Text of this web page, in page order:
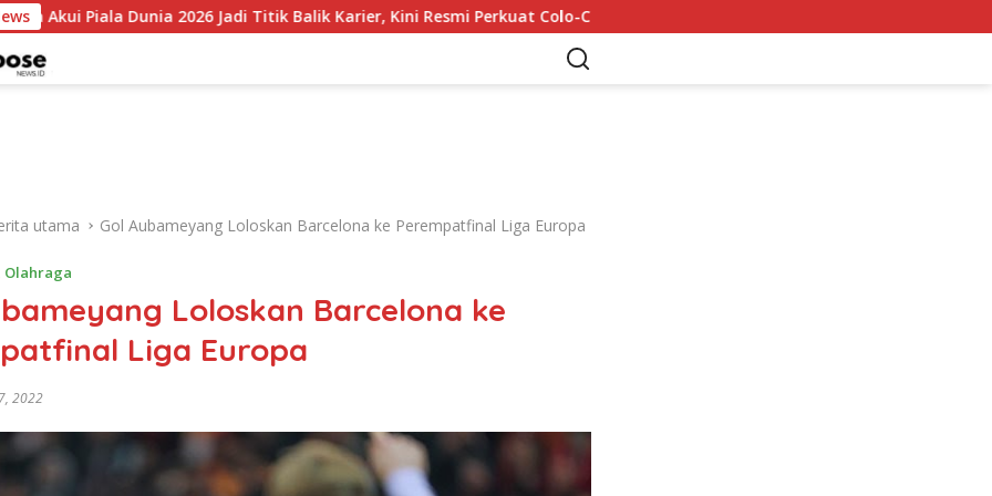
2026 Jadi Titik Balik Karier, Kini Resmi Perkuat Colo-Colo Mohamed Salah Tiba di Trabzon 5 Agustus: 6 Rekor
utama Gol Aubameyang Loloskan Barcelona ke Perempatfinal Liga Europa
Olahraga
Loloskan Barcelona ke
Liga Europa
2022